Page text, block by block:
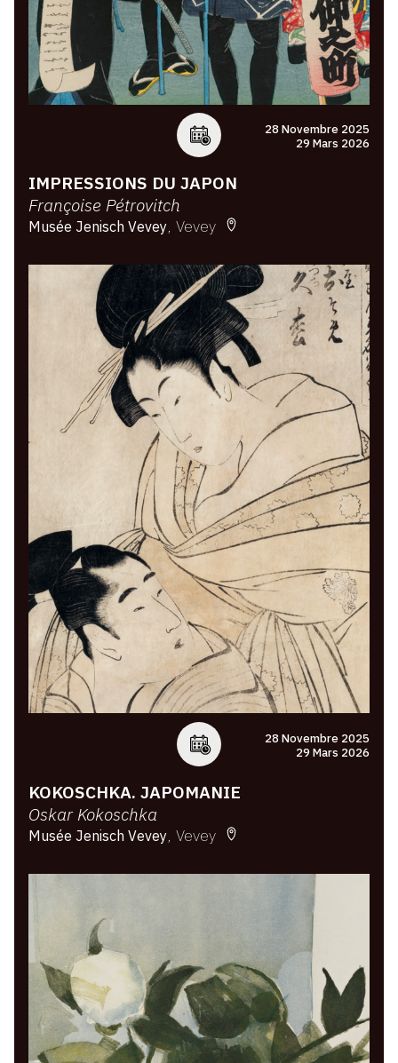
28 Novembre 2025
29 Mars 2026
IMPRESSIONS DU JAPON
Françoise Pétrovitch
Musée Jenisch Vevey Vevey
28 Novembre 2025
29 Mars 2026
KOKOSCHKA. JAPOMANIE
Oskar Kokoschka
Musée Jenisch Vevey Vevey